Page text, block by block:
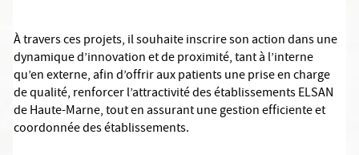
À travers ces projets, il souhaite inscrire son action dans une
dynamique d’innovation et de proximité, tant à l’interne
qu’en externe, afin d’offrir aux patients une prise en charge
de qualité, renforcer l’attractivité des établissements ELSAN
de Haute-Marne, tout en assurant une gestion efficiente et
coordonnée des établissements.